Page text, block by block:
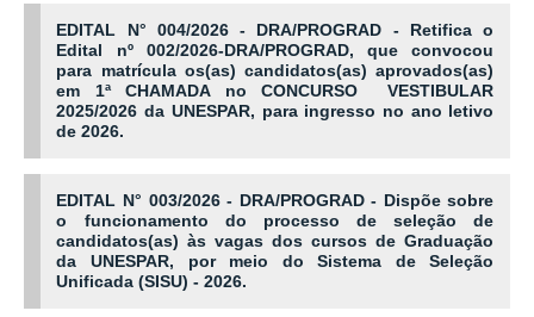
EDITAL N° 004/2026 - DRA/PROGRAD - Retifica o
Edital nº 002/2026-DRA/PROGRAD, que convocou
para matrícula os(as) candidatos(as) aprovados(as)
em 1ª CHAMADA no CONCURSO VESTIBULAR
2025/2026 da UNESPAR, para ingresso no ano letivo
de 2026.
EDITAL N° 003/2026 - DRA/PROGRAD - Dispõe sobre
o funcionamento do processo de seleção de
candidatos(as) às vagas dos cursos de Graduação
da UNESPAR, por meio do Sistema de Seleção
Unificada (SISU) - 2026.